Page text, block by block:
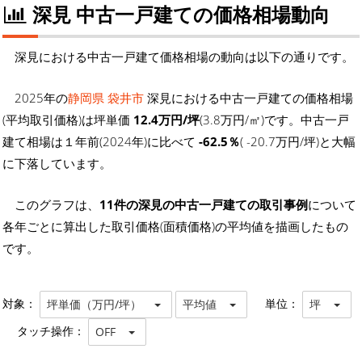
深見 中古一戸建ての価格相場動向
深見における中古一戸建て価格相場の動向は以下の通りです。
2025年の静岡県 袋井市 深見における中古一戸建ての価格相場
(平均取引価格)は坪単価 12.4万円/坪(3.8万円/㎡)です。中古一戸
建て相場は１年前(2024年)に比べて -62.5％( -20.7万円/坪)と大幅
に下落しています。
このグラフは、 11件の深見の中古一戸建ての取引事例について
各年ごとに算出した取引価格(面積価格)の平均値を描画したもの
です。
対象： 坪単価（万円/坪） 平均値 単位： 坪
タッチ操作： OFF